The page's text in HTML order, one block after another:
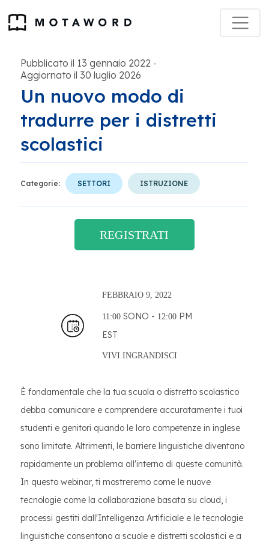
Pubblicato il 13 gennaio 2022 -
Aggiornato il 30 luglio 2026
Un nuovo modo di
tradurre per i distretti
scolastici
Categorie: SETTORI ISTRUZIONE
REGISTRATI
FEBBRAIO 9, 2022
11:00 SONO - 12:00 PM
EST
VIVI INGRANDISCI
È fondamentale che la tua scuola o distretto scolastico
debba comunicare e comprendere accuratamente i tuoi
studenti e genitori quando le loro competenze in inglese
sono limitate. Altrimenti, le barriere linguistiche diventano
rapidamente un problema all'interno di queste comunità.
In questo webinar, ti mostreremo come le nuove
tecnologie come la collaborazione basata su cloud, i
processi gestiti dall'Intelligenza Artificiale e le tecnologie
linguistiche consentono a scuole e distretti scolastici e a